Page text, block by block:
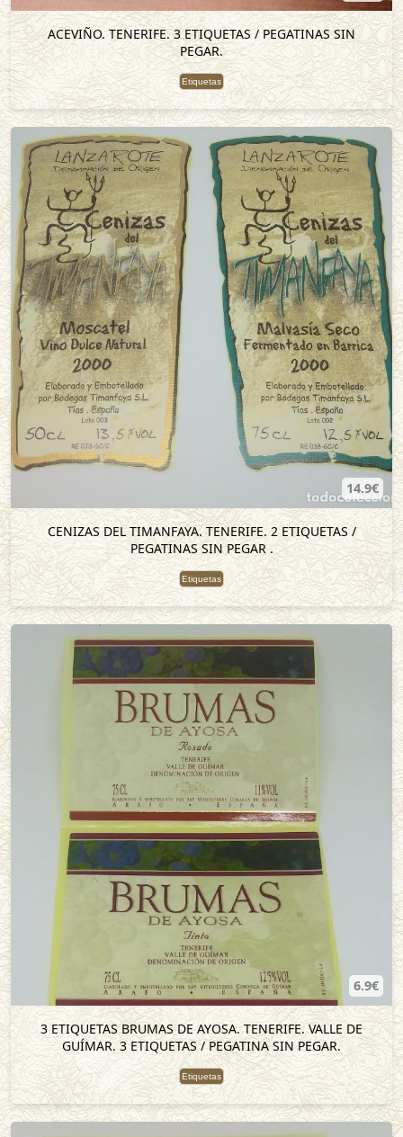
ACEVIÑO. TENERIFE. 3 ETIQUETAS / PEGATINAS SIN
PEGAR.
Etiquetas
14.9€
CENIZAS DEL TIMANFAYA. TENERIFE. 2 ETIQUETAS /
PEGATINAS SIN PEGAR .
Etiquetas
6.9€
3 ETIQUETAS BRUMAS DE AYOSA. TENERIFE. VALLE DE
GUÍMAR. 3 ETIQUETAS / PEGATINA SIN PEGAR.
Etiquetas